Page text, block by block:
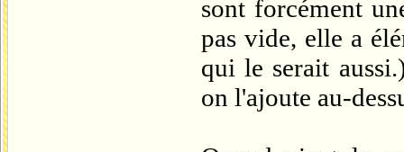
sont forcément
pas vide, elle a
qui le serait
on l'ajoute au-